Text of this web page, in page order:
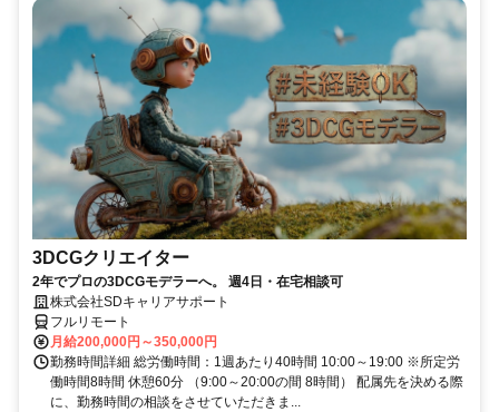
3DCGクリエイター
2年でプロの3DCGモデラーへ。 週4日・在宅相談可
株式会社SDキャリアサポート
フルリモート
月給200,000円～350,000円
勤務時間詳細 総労働時間：1週あたり40時間 10:00～19:00 ※所定労
働時間8時間 休憩60分 （9:00～20:00の間 8時間） 配属先を決める際
に、勤務時間の相談をさせていただきま...